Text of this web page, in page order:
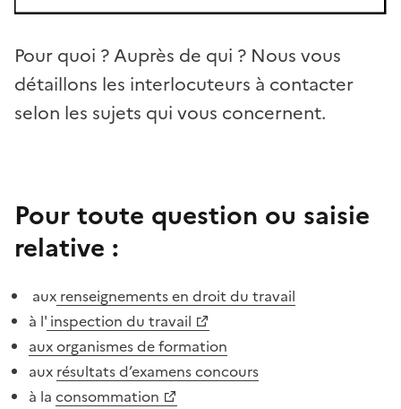
Pour quoi ? Auprès de qui ? Nous vous
détaillons les interlocuteurs à contacter
selon les sujets qui vous concernent.
Pour toute question ou saisie
relative :
aux renseignements en droit du travail
à l' inspection du travail
aux organismes de formation
aux résultats d’examens concours
à la consommation